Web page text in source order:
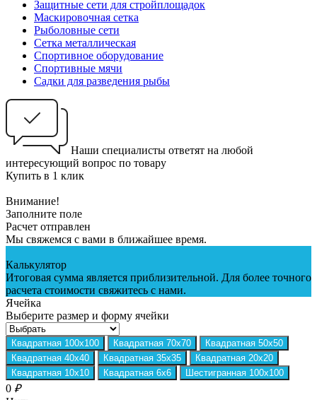
Защитные сети для стройплощадок
Маскировочная сетка
Рыболовные сети
Сетка металлическая
Спортивное оборудование
Спортивные мячи
Садки для разведения рыбы
Наши специалисты ответят на любой
интересующий вопрос по товару
Купить в 1 клик
Внимание!
Заполните поле
Расчет отправлен
Мы свяжемся с вами в ближайшее время.
Калькулятор
Итоговая сумма является приблизительной. Для более точного
расчета стоимости свяжитесь с нами.
Ячейка
Выберите размер и форму ячейки
Квадратная 100х100 Квадратная 70х70
Квадратная 50х50
Квадратная 40х40
Квадратная 35х35
Квадратная 20х20
Квадратная 10х10
Квадратная 6х6 Шестигранная 100х100
0 ₽